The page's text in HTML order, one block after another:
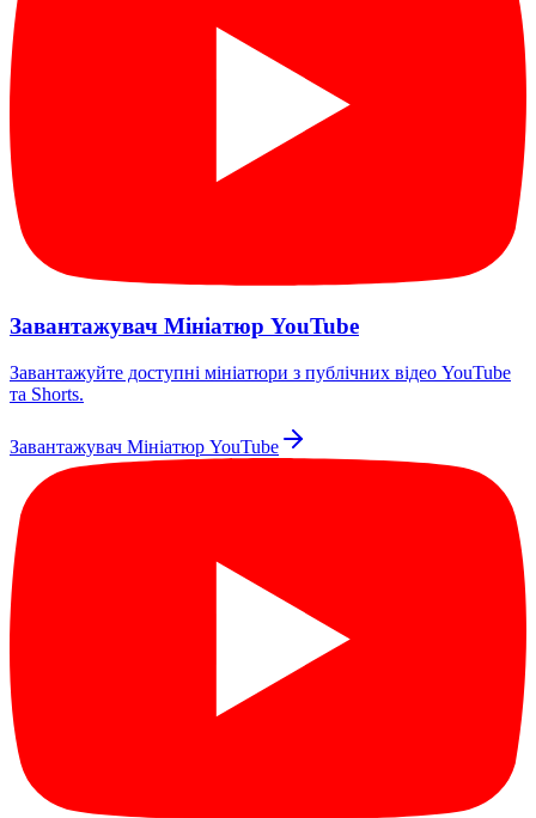
Завантажувач Мініатюр YouTube
Завантажуйте доступні мініатюри з публічних відео YouTube
та Shorts.
Завантажувач Мініатюр YouTube